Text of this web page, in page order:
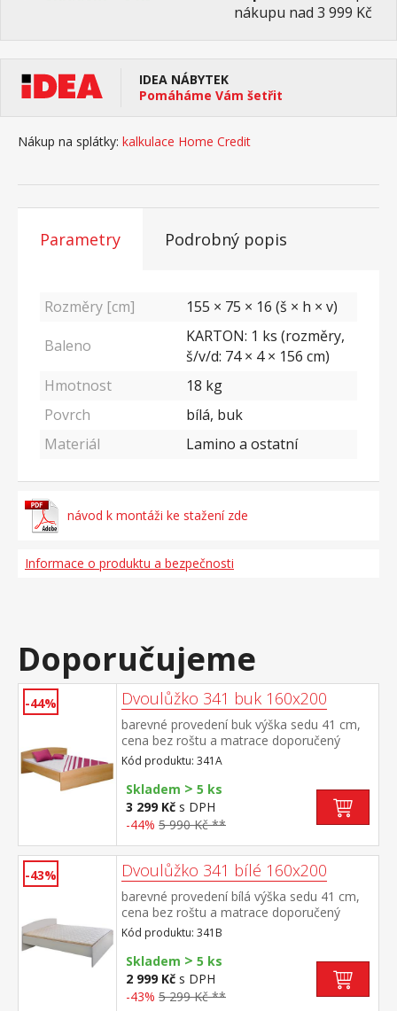
nákupu nad 3 999 Kč
IDEA NÁBYTEK
Pomáháme Vám šetřit
Nákup na splátky: kalkulace Home Credit
Parametry Podrobný popis
Rozměry [cm]
155 × 75 × 16 (š × h × v)
Baleno
KARTON: 1 ks (rozměry,
š/v/d: 74 × 4 × 156 cm)
Hmotnost
18 kg
Povrch
bílá, buk
Materiál
Lamino a ostatní
návod k montáži ke stažení zde
Informace o produktu a bezpečnosti
Doporučujeme
-44% Dvoulůžko 341 buk 160x200
barevné provedení buk výška sedu 41 cm,
cena bez roštu a matrace doporučený
rozměr matrace 160 × 200 cm nebo 2 kusy
80 × 200 cm a rošt R2 k dvoulůžku možno
dokoupit úložná prostor 147A
Kód produktu: 341A
Skladem > 5 ks
3 299 Kč s DPH
-44% 5 990 Kč **
-43% Dvoulůžko 341 bílé 160x200
barevné provedení bílá výška sedu 41 cm,
cena bez roštu a matrace doporučený
rozměr matrace 160 × 200 cm nebo 2 kusy
80 × 200 cm a rošt R2 k dvoulůžku možno
dokoupit úložný prostor 147A
Kód produktu: 341B
Skladem > 5 ks
2 999 Kč s DPH
-43% 5 299 Kč **